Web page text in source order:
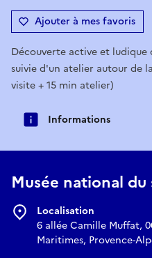
Ajouter à mes favoris
Découverte active et ludique
suivie d'un atelier autour de
visite + 15 min atelier)
Informations
Musée national
Localisation
6 allée Camille Muffat,
Maritimes, Provence-